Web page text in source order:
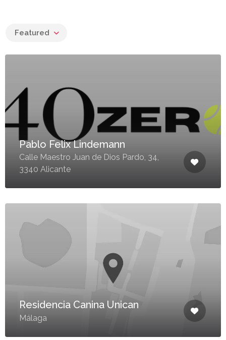
Featured
Pablo Felix Lindemann
Calle Maestro Juan de Dios Pardo, 34,
3340 Alicante
Residencia Canina Unican
Málaga